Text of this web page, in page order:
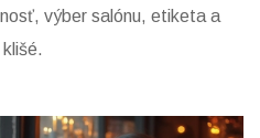
výber salónu, etiketa a